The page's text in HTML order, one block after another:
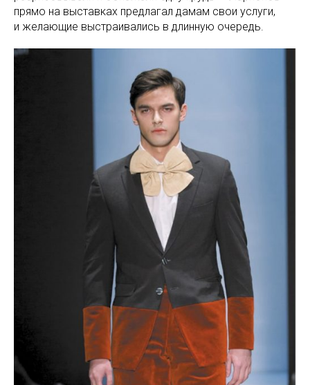
прямо на выставках предлагал дамам свои услуги,
и желающие выстраивались в длинную очередь.